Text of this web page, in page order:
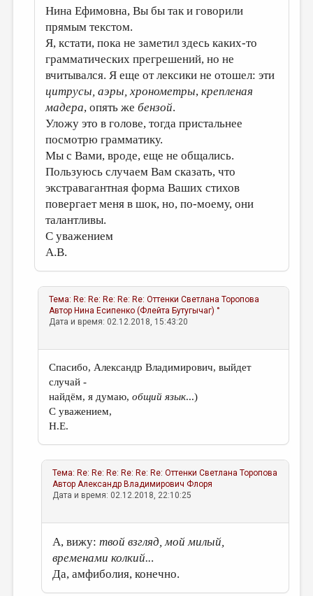
Нина Ефимовна, Вы бы так и говорили
прямым текстом.
Я, кстати, пока не заметил здесь каких-то
грамматических прегрешений, но не
вчитывался. Я еще от лексики не отошел: эти
цитрусы, аэры, хронометры,крепленая
мадера, опять жебензой.
Уложу это в голове, тогда пристальнее
посмотрю грамматику.
Мы с Вами, вроде, еще не общались.
Пользуюсь случаем Вам сказать, что
экстравагантная форма Ваших стихов
повергает меня в шок, но, по-моему, они
талантливы.
С уважением
А.В.
Тема: Re: Re: Re: Re: Re: Оттенки Светлана Торопова
Автор Нина Есипенко (Флейта Бутугычаг) °
Дата и время: 02.12.2018, 15:43:20
Спасибо, Александр Владимирович, выйдет
случай -
найдём, я думаю,общий язык...)
С уважением,
Н.Е.
Тема: Re: Re: Re: Re: Re: Re: Оттенки Светлана Торопова
АвторАлександр Владимирович Флоря
Дата и время: 02.12.2018, 22:10:25
А, вижу:твой взгляд, мой милый,
временами колкий...
Да, амфиболия, конечно.